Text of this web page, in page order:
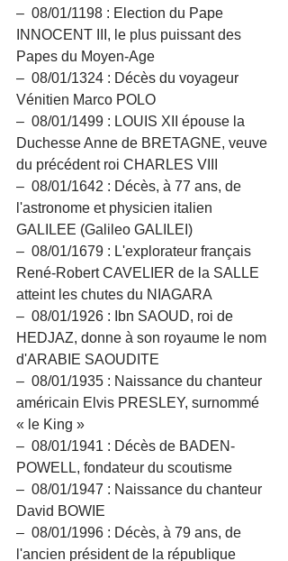
–  08/01/1198 : Election du Pape
INNOCENT III, le plus puissant des
Papes du Moyen-Age
–  08/01/1324 : Décès du voyageur
Vénitien Marco POLO
–  08/01/1499 : LOUIS XII épouse la
Duchesse Anne de BRETAGNE, veuve
du précédent roi CHARLES VIII
–  08/01/1642 : Décès, à 77 ans, de
l'astronome et physicien italien
GALILEE (Galileo GALILEI)
–  08/01/1679 : L'explorateur français
René-Robert CAVELIER de la SALLE
atteint les chutes du NIAGARA
–  08/01/1926 : Ibn SAOUD, roi de
HEDJAZ, donne à son royaume le nom
d'ARABIE SAOUDITE
–  08/01/1935 : Naissance du chanteur
américain Elvis PRESLEY, surnommé
« le King »
–  08/01/1941 : Décès de BADEN-
POWELL, fondateur du scoutisme
–  08/01/1947 : Naissance du chanteur
David BOWIE
–  08/01/1996 : Décès, à 79 ans, de
l'ancien président de la république